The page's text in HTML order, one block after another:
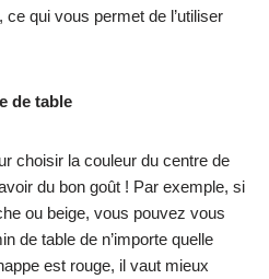
ce qui vous permet de l’utiliser
de table
choisir la couleur du centre de
du bon goût ! Par exemple, si
ou beige, vous pouvez vous
de table de n’importe quelle
est rouge, il vaut mieux